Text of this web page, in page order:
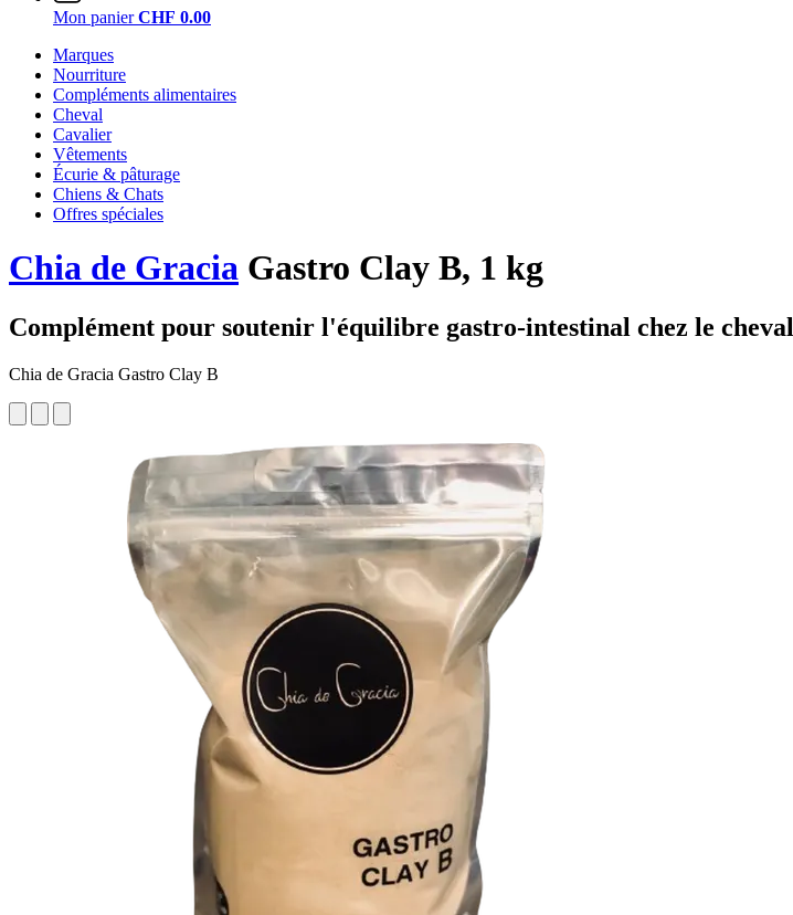
Mon panier CHF 0.00
Marques
Nourriture
Compléments alimentaires
Cheval
Cavalier
Vêtements
Écurie & pâturage
Chiens & Chats
Offres spéciales
Chia de Gracia Gastro Clay B, 1 kg
Complément pour soutenir l'équilibre gastro-intestinal chez le cheval
Chia de Gracia Gastro Clay B